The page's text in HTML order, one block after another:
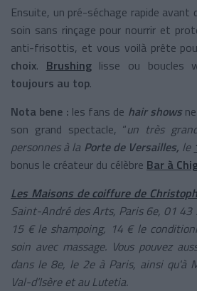
Ensuite, un pré-séchage rapide avant
soin sans rinçage pour nourrir et
anti-frisottis, et vous voilà prête
choix. Brushinglisse ou boucles
toujours au top.
Nota bene : les fans de hair shows
son grand spectacle, “un très
personnes à la Porte de Versailles, le
bonus le créateur du célèbre Bar à
Les Maisons de coiffure de
Saint-André des Arts, Paris 6e, 01
15 € le shampoing, 14 € le
soin avec massage. Vous pouvez
dans le 8e, le 2e à Paris, ainsi qu'à
Val-d’Isère et au Lutetia.